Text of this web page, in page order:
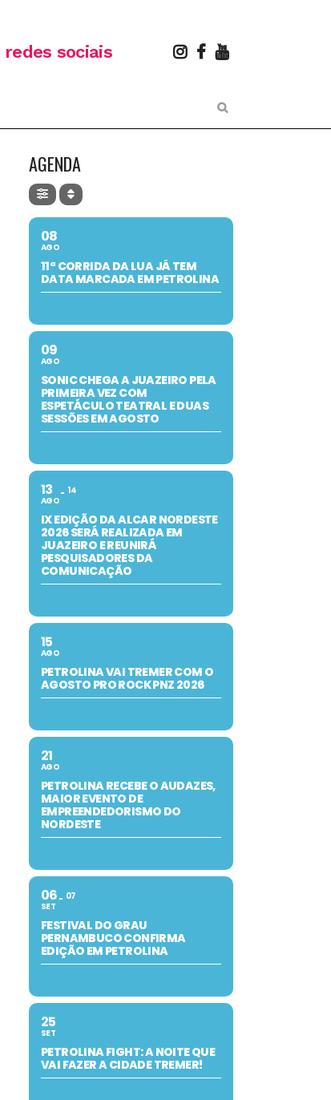
redes sociais
AGENDA
08
AGO
11ª CORRIDA DA LUA JÁ TEM
DATA MARCADA EM PETROLINA
09
AGO
SONIC CHEGA A JUAZEIRO PELA
PRIMEIRA VEZ COM
ESPETÁCULO TEATRAL E DUAS
SESSÕES EM AGOSTO
13
AGO
14
IX EDIÇÃO DA ALCAR NORDESTE
2026 SERÁ REALIZADA EM
JUAZEIRO E REUNIRÁ
PESQUISADORES DA
COMUNICAÇÃO
15
AGO
PETROLINA VAI TREMER COM O
AGOSTO PRO ROCK PNZ 2026
21
AGO
PETROLINA RECEBE O AUDAZES,
MAIOR EVENTO DE
EMPREENDEDORISMO DO
NORDESTE
06
SET
07
FESTIVAL DO GRAU
PERNAMBUCO CONFIRMA
EDIÇÃO EM PETROLINA
25
SET
PETROLINA FIGHT: A NOITE QUE
VAI FAZER A CIDADE TREMER!